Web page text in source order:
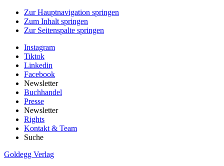
Zur Hauptnavigation springen
Zum Inhalt springen
Zur Seitenspalte springen
Instagram
Tiktok
Linkedin
Facebook
Newsletter
Buchhandel
Presse
Newsletter
Rights
Kontakt & Team
Suche
Goldegg Verlag